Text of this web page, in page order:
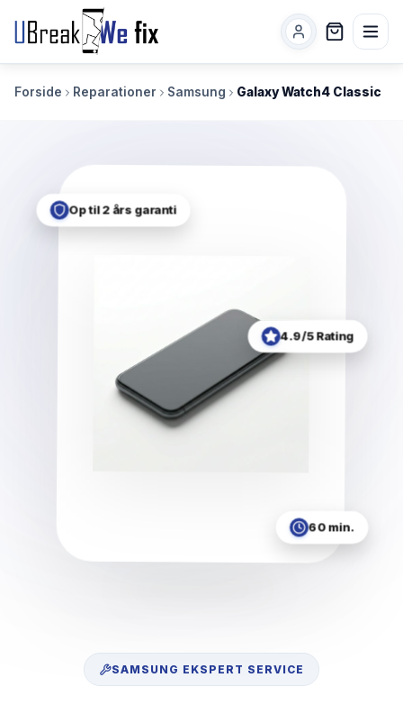
Forside Reparationer Samsung Galaxy Watch4 Classic
Op til 2 års garanti
60 min.
4.9/5 Rating
SAMSUNG EKSPERT SERVICE